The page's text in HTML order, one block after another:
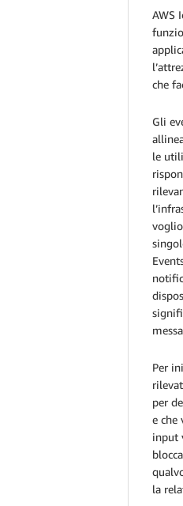
AWS
che
Gli
le
Per
per
e che
input
la